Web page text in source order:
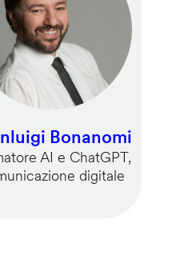
Bonanomi
AI e ChatGPT,
digitale